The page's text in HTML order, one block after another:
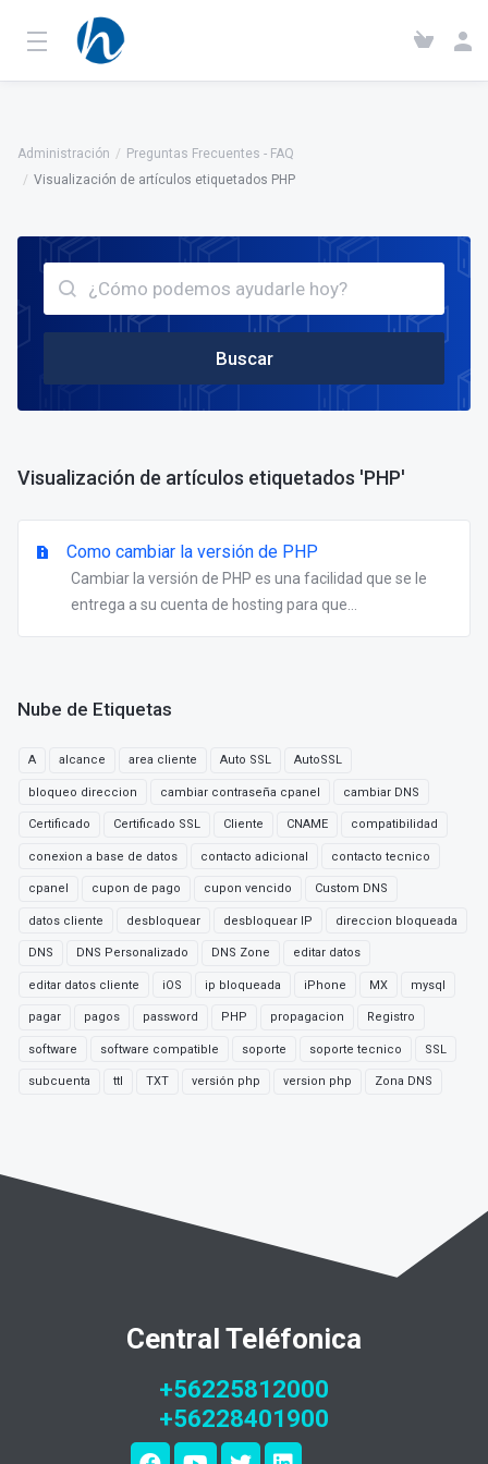
Administración
Preguntas Frecuentes - FAQ
Visualización de artículos etiquetados PHP
Buscar
Visualización de artículos etiquetados 'PHP'
Como cambiar la versión de PHP
Cambiar la versión de PHP es una facilidad que se le
entrega a su cuenta de hosting para que...
Nube de Etiquetas
A alcance area cliente Auto SSL AutoSSL
bloqueo direccion cambiar contraseña cpanel cambiar DNS
Certificado Certificado SSL Cliente CNAME compatibilidad
conexion a base de datos contacto adicional contacto tecnico
cpanel cupon de pago cupon vencido Custom DNS
datos cliente desbloquear desbloquear IP direccion bloqueada
DNS DNS Personalizado DNS Zone editar datos
editar datos cliente iOS ip bloqueada iPhone MX mysql
pagar pagos password PHP propagacion Registro
software software compatible soporte soporte tecnico SSL
subcuenta ttl TXT versión php version php Zona DNS
Central Teléfonica
+56225812000
+56228401900